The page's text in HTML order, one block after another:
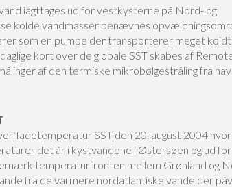
iagttages ud for vestkysterne på Nord- og
kolde vandmasser benævnes
som en pumpe der transporterer meget
kort over de globale SST skabes af
af den termiske mikrobølgestråling fra
SST den 20. august 2004 hvor
det år i kystvandene i Østersøen og ud
temperaturfronten mellem Grønland og
fra de varmere nordatlantiske vande der